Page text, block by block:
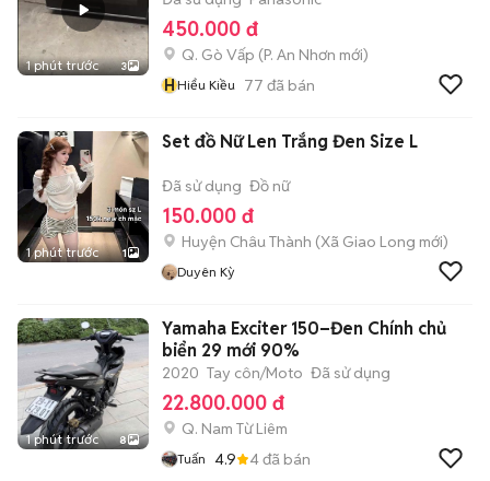
1 phút trước 3
450.000 đ
Q. Gò Vấp (P. An Nhơn mới)
HHiểu Kiều 77 đã bán
1 phút trước 1
Set đồ Nữ Len Trắng Đen Size L
Đã sử dụng Đồ nữ
150.000 đ
Huyện Châu Thành (Xã Giao Long mới)
Duyên Kỳ
1 phút trước 8
Yamaha Exciter 150–Đen Chính chủ
biển 29 mới 90%
2020 Tay côn/Moto Đã sử dụng
22.800.000 đ
Q. Nam Từ Liêm
Tuấn 4.9 4đã bán